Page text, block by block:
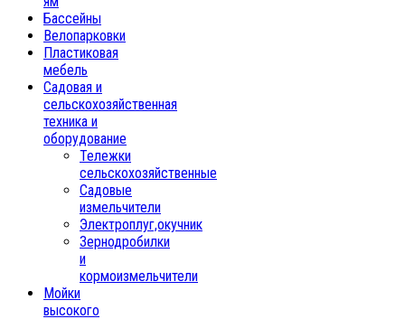
Бассейны
Велопарковки
Пластиковая
мебель
Садовая и
сельскохозяйственная
техника и
оборудование
Тележки
сельскохозяйственные
Садовые
измельчители
Электроплуг,окучник
Зернодробилки
и
кормоизмельчители
Мойки
высокого